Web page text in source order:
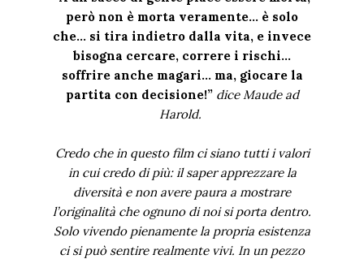
però non è morta veramente... è solo
che... si tira indietro dalla vita, e invece
bisogna cercare, correre i rischi...
soffrire anche magari... ma, giocare la
partita con decisione!” dice Maude ad
Harold.
Credo che in questo film ci siano tutti i valori
in cui credo di più: il saper apprezzare la
diversità e non avere paura a mostrare
l’originalità che ognuno di noi si porta dentro.
Solo vivendo pienamente la propria esistenza
ci si può sentire realmente vivi. In un pezzo